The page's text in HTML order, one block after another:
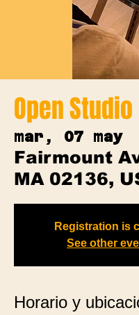
Open
mar, 07 may
Fairmount
MA 02136,
Registration is
See other
Horario y